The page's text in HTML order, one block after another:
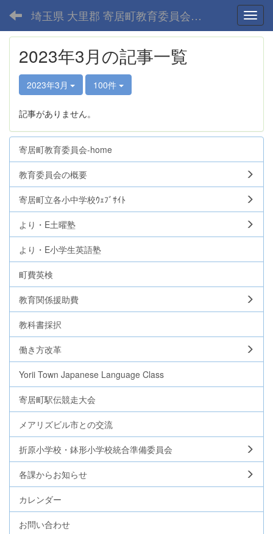
埼玉県 大里郡 寄居町教育委員会-home
2023年3月の記事一覧
2023年3月 100件
記事がありません。
寄居町教育委員会-home
教育委員会の概要
寄居町立各小中学校ｳｪﾌﾞｻｲﾄ
より・E土曜塾
より・E小学生英語塾
町費英検
教育関係援助費
教科書採択
働き方改革
Yorii Town Japanese Language Class
寄居町駅伝競走大会
メアリズビル市との交流
折原小学校・鉢形小学校統合準備委員会
各課からお知らせ
カレンダー
お問い合わせ